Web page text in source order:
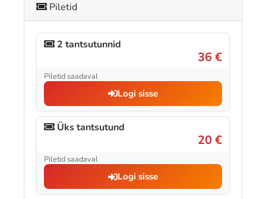
Piletid
2 tantsutunnid
36 €
Piletid saadaval
Logi sisse
Üks tantsutund
20 €
Piletid saadaval
Logi sisse